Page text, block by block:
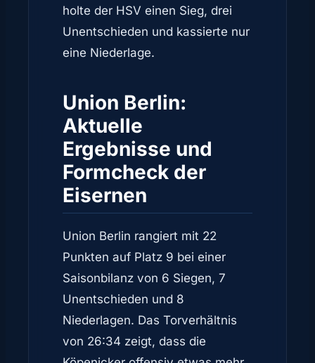
holte der HSV einen Sieg, drei
Unentschieden und kassierte nur
eine Niederlage.
Union Berlin:
Aktuelle
Ergebnisse und
Formcheck der
Eisernen
Union Berlin rangiert mit 22
Punkten auf Platz 9 bei einer
Saisonbilanz von 6 Siegen, 7
Unentschieden und 8
Niederlagen. Das Torverhältnis
von 26:34 zeigt, dass die